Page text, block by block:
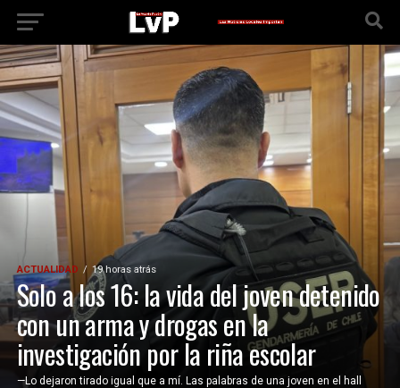
ACTUALIDAD 19 horas atrás
Solo a los 16: la vida del joven detenido
con un arma y drogas en la
investigación por la riña escolar
—Lo dejaron tirado igual que a mí. Las palabras de una joven en el hall